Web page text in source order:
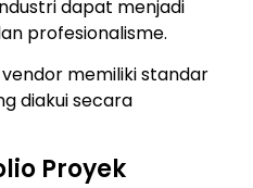
dapat menjadi
profesionalisme.
memiliki standar
diakui secara
Proyek